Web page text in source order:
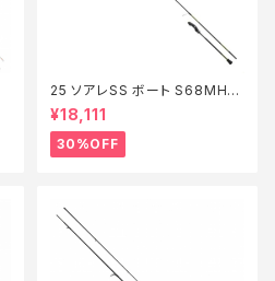
25 ソアレSS ボート S68MHS
【特価竿】【30】
¥18,111
30%OFF